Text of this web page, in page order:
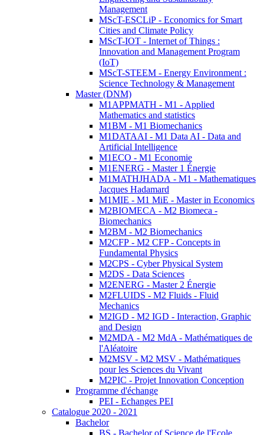
Management
MScT-ESCLiP - Economics for Smart
Cities and Climate Policy
MScT-IOT - Internet of Things :
Innovation and Management Program
(IoT)
MScT-STEEM - Energy Environment :
Science Technology & Management
Master (DNM)
M1APPMATH - M1 - Applied
Mathematics and statistics
M1BM - M1 Biomechanics
M1DATAAI - M1 Data AI - Data and
Artificial Intelligence
M1ECO - M1 Economie
M1ENERG - Master 1 Énergie
M1MATHJHADA - M1 - Mathematiques
Jacques Hadamard
M1MIE - M1 MiE - Master in Economics
M2BIOMECA - M2 Biomeca -
Biomechanics
M2BM - M2 Biomechanics
M2CFP - M2 CFP - Concepts in
Fundamental Physics
M2CPS - Cyber Physical System
M2DS - Data Sciences
M2ENERG - Master 2 Énergie
M2FLUIDS - M2 Fluids - Fluid
Mechanics
M2IGD - M2 IGD - Interaction, Graphic
and Design
M2MDA - M2 MdA - Mathématiques de
l'Aléatoire
M2MSV - M2 MSV - Mathématiques
pour les Sciences du Vivant
M2PIC - Projet Innovation Conception
Programme d'échange
PEI - Echanges PEI
Catalogue 2020 - 2021
Bachelor
BS - Bachelor of Science de l'Ecole